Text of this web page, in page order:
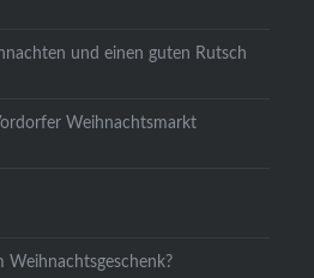
und einen guten Rutsch
Weihnachtsmarkt
Weihnachtsgeschenk?